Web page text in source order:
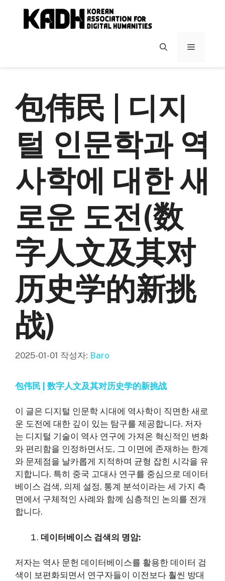
메
包伟民 | 디지
털 인문학과 역
사학에 대한 새
로운 도전(数
字人文及其对
历史学的新挑
战)
2025-01-01 작성자: Baro
包伟民 | 数字人文及其对历史学的新挑战
이 글은 디지털 인문학 시대에 역사학이 직면한 새로
운 도전에 대한 깊이 있는 탐구를 제공합니다. 저자
는 디지털 기술이 역사 연구에 가져온 혁신적인 변화
와 편리함을 인정하면서도, 그 이면에 존재하는 한계
와 문제점을 날카롭게 지적하며 균형 잡힌 시각을 유
지합니다. 특히 중국 고대사 연구를 중심으로 데이터
베이스 검색, 의제 설정, 통계 분석이라는 세 가지 측
면에서 구체적인 사례와 함께 심층적인 논의를 전개
합니다.
데이터베이스 검색의 명암:
저자는 역사 문헌 데이터베이스를 활용한 데이터 검
색이 보편화되면서 연구자들이 이전보다 훨씬 방대